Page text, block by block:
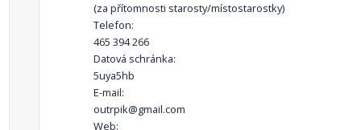
(za přítomnosti starosty/místostarostky)
Telefon:
465 394 266
Datová schránka:
5uya5hb
E-mail:
outrpik@gmail.com
Web: